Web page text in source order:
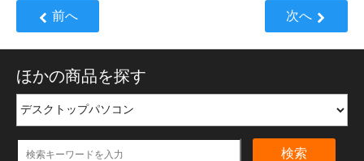
前へ 次へ
ほかの商品を探す
検索